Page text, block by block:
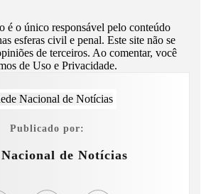
é o único responsável pelo conteúdo
esferas civil e penal. Este site não se
de terceiros. Ao comentar, você
de Uso e Privacidade.
Publicado por:
de Notícias